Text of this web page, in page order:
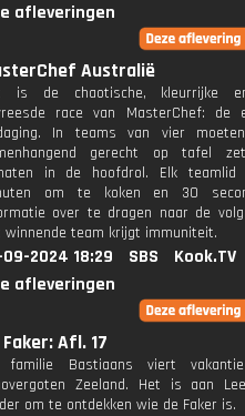
afleveringen
Australië
is de chaotische, kleurrijke
race van MasterChef: de
In teams van vier
gerecht op tafel
in de hoofdrol. Elk
om te koken en 30
over te dragen naar de
winnende team krijgt immuniteit.
09-2024 18:29 SBS
Kook.TV
afleveringen
Faker: Afl. 17
familie Bastiaans viert
Zeeland. Het is aan
om te ontdekken wie de Faker is.